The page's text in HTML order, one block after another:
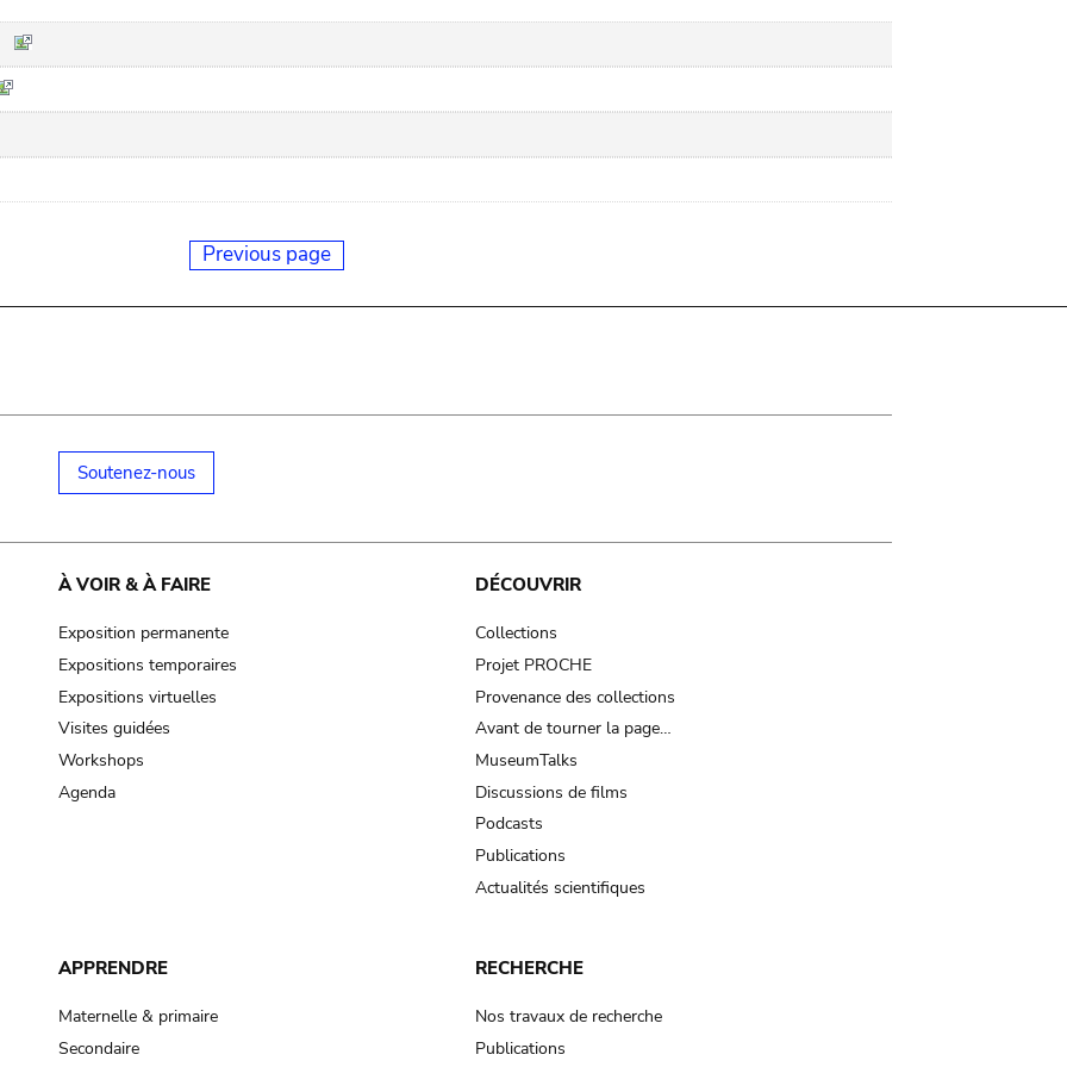
Previous page
Soutenez-nous
À VOIR & À FAIRE
Exposition permanente
Expositions temporaires
Expositions virtuelles
Visites guidées
Workshops
Agenda
DÉCOUVRIR
Collections
Projet PROCHE
Provenance des collections
Avant de tourner la page…
MuseumTalks
Discussions de films
Podcasts
Publications
Actualités scientifiques
APPRENDRE
Maternelle & primaire
Secondaire
RECHERCHE
Nos travaux de recherche
Publications